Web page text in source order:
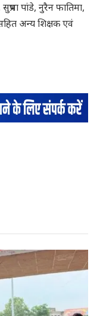
पांडे, नुरैन फातिमा,
अन्य शिक्षक एवं